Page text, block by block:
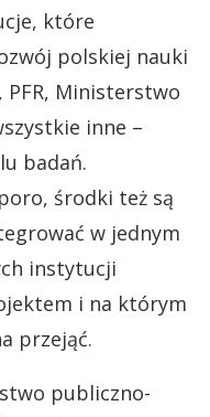
które
polskiej nauki
PFR, Ministerstwo
inne –
badań.
środki też są
w jednym
instytucji
i na którym
przejąć.
publiczno-